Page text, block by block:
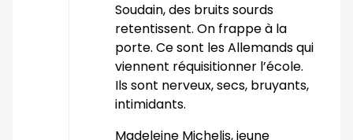
Soudain, des bruits sourds
retentissent. On frappe à la
porte. Ce sont les Allemands qui
viennent réquisitionner l’école.
Ils sont nerveux, secs, bruyants,
intimidants.
Madeleine Michelis, jeune